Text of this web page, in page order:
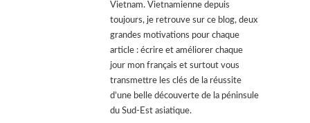
Vietnam. Vietnamienne depuis
toujours, je retrouve sur ce blog, deux
grandes motivations pour chaque
article : écrire et améliorer chaque
jour mon français et surtout vous
transmettre les clés de la réussite
d’une belle découverte de la péninsule
du Sud-Est asiatique.